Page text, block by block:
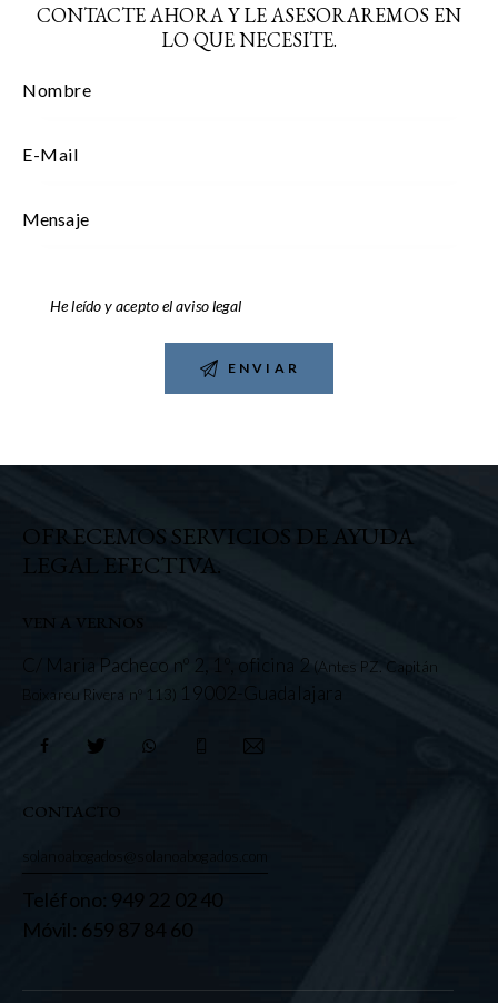
CONTACTE AHORA Y LE ASESORAREMOS EN
LO QUE NECESITE.
He leído y acepto elaviso legal
OFRECEMOS SERVICIOS DE AYUDA
LEGAL EFECTIVA.
VEN A VERNOS
C/ Maria Pacheco nº 2, 1º, oficina 2 (Antes PZ. Capitán
Boixareu Rivera nº 113) 19002-Guadalajara
CONTACTO
solanoabogados@solanoabogados.com
Teléfono: 949 22 02 40
Móvil: 659 87 84 60